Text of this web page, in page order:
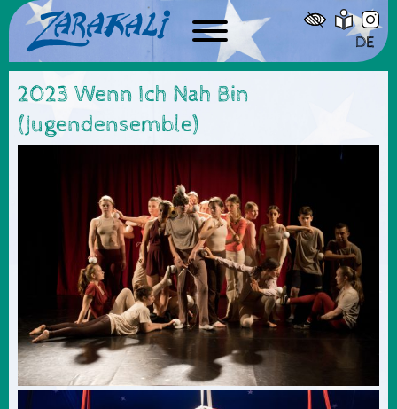
DE
2023 Wenn Ich Nah Bin
(Jugendensemble)